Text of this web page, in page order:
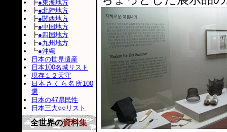
┣●東海地方
┣●北陸地方
┣●関西地方
┣●中国地方
┣●四国地方
┣●九州地方
┗●沖縄
日本の世界遺産
日本100名城リスト
現存１２天守
日本さくら名所100
選
日本の47県民性
日本三大○○リスト
全世界の資料集